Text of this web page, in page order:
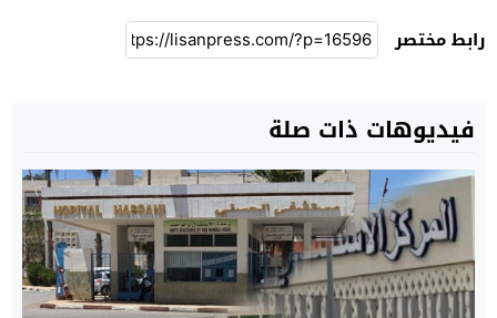
رابط مختصر
فيديوهات ذات صلة